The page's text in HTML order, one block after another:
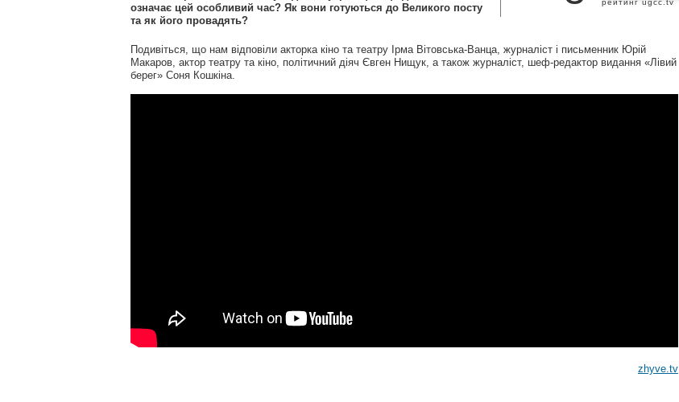
рейтинг ugcc.tv
означає цей особливий час? Як вони готуються до Великого посту
та як його провадять?
Подивіться, що нам відповіли акторка кіно та театру Ірма Вітовська-Ванца, журналіст і письменник Юрій
Макаров, актор театру та кіно, політичний діяч Євген Нищук, а також журналіст, шеф-редактор видання «Лівий
берег» Соня Кошкіна.
zhyve.tv